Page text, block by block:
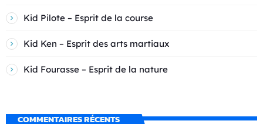
Kid Pilote – Esprit de la course
Kid Ken – Esprit des arts martiaux
Kid Fourasse – Esprit de la nature
COMMENTAIRES RÉCENTS